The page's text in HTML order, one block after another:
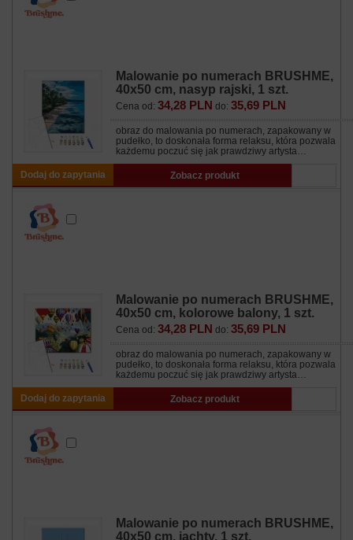
Malowanie po numerach BRUSHME,
40x50 cm, nasyp rajski, 1 szt.
Cena od: 34,28 PLN do: 35,69 PLN
obraz do malowania po numerach, zapakowany w
pudełko, to doskonała forma relaksu, która pozwala
każdemu poczuć się jak prawdziwy artysta…
Dodaj do zapytania Zobacz produkt
Malowanie po numerach BRUSHME,
40x50 cm, kolorowe balony, 1 szt.
Cena od: 34,28 PLN do: 35,69 PLN
obraz do malowania po numerach, zapakowany w
pudełko, to doskonała forma relaksu, która pozwala
każdemu poczuć się jak prawdziwy artysta…
Dodaj do zapytania Zobacz produkt
Malowanie po numerach BRUSHME,
40x50 cm, jachty, 1 szt.